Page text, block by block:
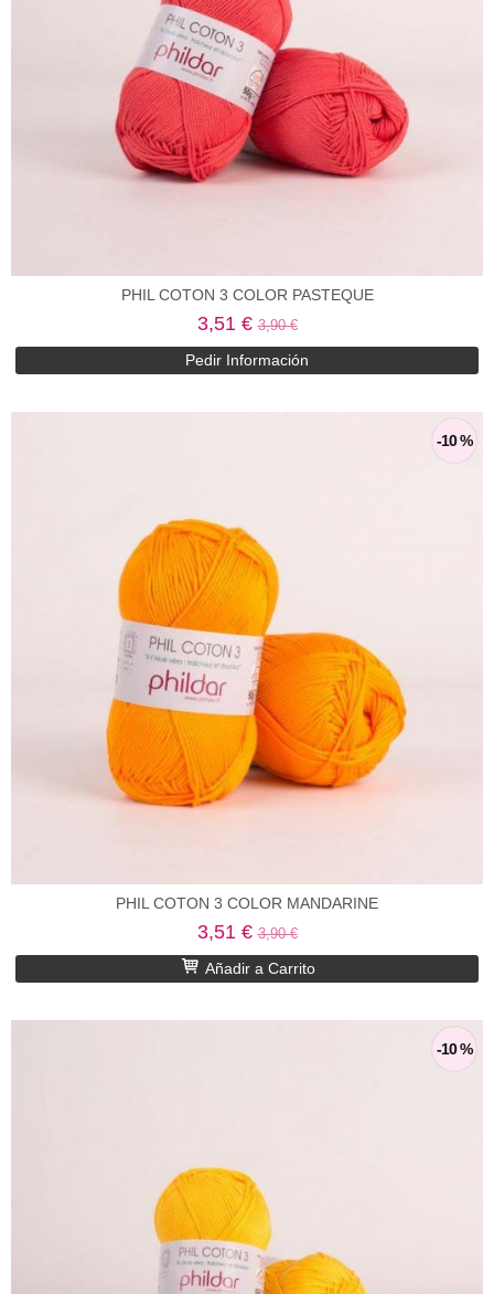
PHIL COTON 3 COLOR PASTEQUE
3,51 €3,90 €
Pedir Información
-10 %
PHIL COTON 3 COLOR MANDARINE
3,51 €3,90 €
Añadir a Carrito
-10 %